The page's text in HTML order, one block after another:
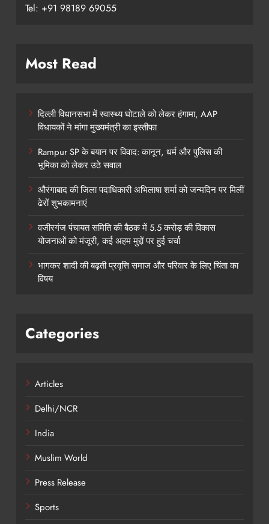
Tel: +91 98189 69055
Most Read
दिल्ली विधानसभा में स्वास्थ्य घोटाले को लेकर हंगामा, AAP
विधायकों ने मांगा मुख्यमंत्री का इस्तीफा
Rampur SP के बयान पर विवाद: कानून, धर्म और पुलिस की
भूमिका को लेकर उठे सवाल
औरंगाबाद की जिला पदाधिकारी अभिलाषा शर्मा को जन्मदिन पर मिलीं
ढेरों शुभकामनाएं
वजीरगंज पंचायत समिति की बैठक में 5.5 करोड़ की विकास
योजनाओं को मंजूरी, कई अहम मुद्दों पर हुई चर्चा
भागकर शादी की बढ़ती प्रवृत्ति समाज और परिवार के लिए चिंता का
विषय
Categories
Articles
Delhi/NCR
India
Muslim World
Press Release
Sports